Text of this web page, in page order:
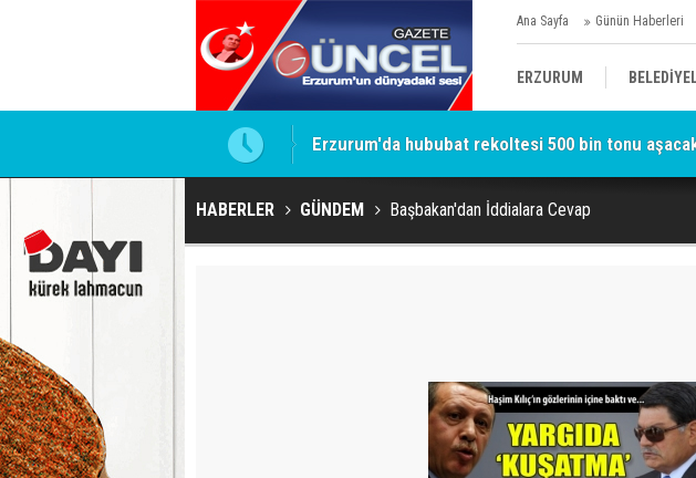
Ana Sayfa Günün Haberleri
ERZURUM
SİYASET AFAD/
KÜLTÜR/SANAT//
Erzurum'da hububat rekoltesi 500 bin tonu
HABERLER GÜNDEM Başbakan'dan İddialara Cevap